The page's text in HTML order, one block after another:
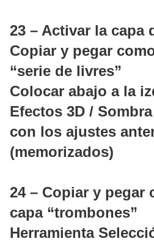
23 – Activar la capa
Copiar y pegar
“serie de livres”
Colocar abajo a la
Efectos 3D / Sombra
con los ajustes
(memorizados)
24 – Copiar y pegar
capa “trombones”
Herramienta